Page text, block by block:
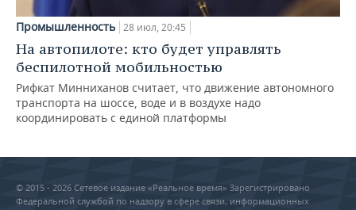
Промышленность 28 июл, 20:45
На автопилоте: кто будет управлять
беспилотной мобильностью
Рифкат Минниханов считает, что движение автономного
транспорта на шоссе, воде и в воздухе надо
координировать с единой платформы
© 2015 - 2026 Сетевое издание «Реальное время» Зарегистрировано
Федеральной службой по надзору в сфере связи, информационных